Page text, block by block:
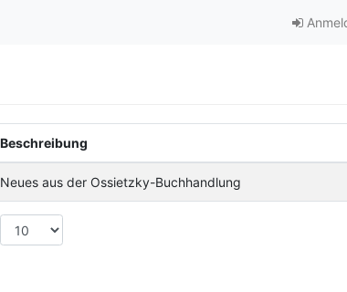
Beschreibung
Neues aus der Ossietzky-Buchhandlung